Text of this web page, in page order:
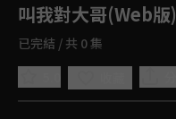
叫我對大哥(Web版)
已完結 / 共 0 集